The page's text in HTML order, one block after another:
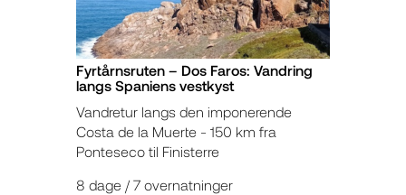
Fyrtårnsruten – Dos Faros: Vandring
langs Spaniens vestkyst
Vandretur langs den imponerende
Costa de la Muerte - 150 km fra
Ponteseco til Finisterre
8 dage / 7 overnatninger